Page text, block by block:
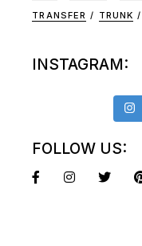
TRANSFER
TRUNK
INSTAGRAM:
FOLLOW US: